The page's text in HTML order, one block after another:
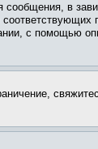
в
с помощью